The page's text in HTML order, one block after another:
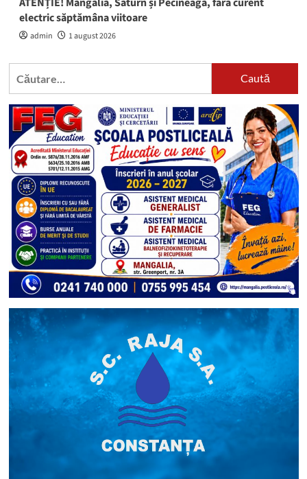
electric săptămâna viitoare
admin 1 august 2026